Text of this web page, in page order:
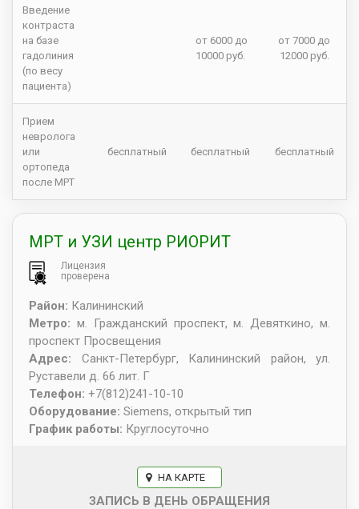
Введение
контраста
на базе
гадолиния
(по весу
пациента)
от 6000 до
10000 руб.
от 7000 до
12000 руб.
Прием
невролога
или
ортопеда
после МРТ
бесплатный бесплатный бесплатный
МРТ и УЗИ центр РИОРИТ
Лицензия
проверена
Район: Калининский
Метро: м. Гражданский проспект, м. Девяткино, м.
проспект Просвещения
Адрес: Санкт-Петербург, Калининский район, ул.
Руставели д. 66 лит. Г
Телефон: +7(812)241-10-10
Оборудование: Siemens, открытый тип
График работы: Круглосуточно
НА КАРТЕ
ЗАПИСЬ В ДЕНЬ ОБРАЩЕНИЯ